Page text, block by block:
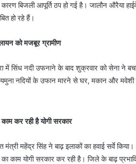
बिजली आपूर्ति ठप हो गई है। जालौन औरैया
हो रहे हैं।
को मजबूर ग्रामीण
में सिंध नदी उफनाने के बाद शुक्रवार को सेना ने
नदियों के उफान मारने से घर, मकान और
कर रही है योगी सरकार
महेंद्र सिंह ने बाढ़ इलाकों का हवाई सर्वे
काम योगी सरकार कर रही है। जिले के बाढ़